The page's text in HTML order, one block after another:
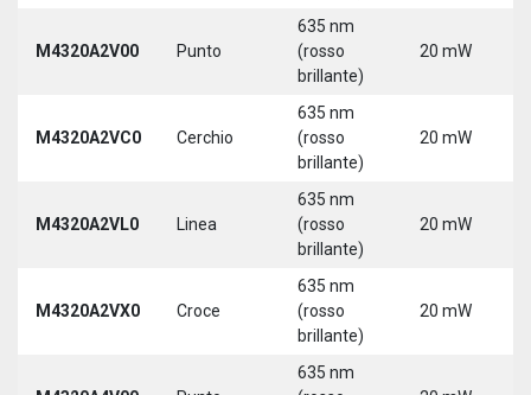
M4320A2V00 Punto
635 nm
(rosso
brillante)
20 mW
M4320A2VC0 Cerchio
635 nm
(rosso
brillante)
20 mW
M4320A2VL0 Linea
635 nm
(rosso
brillante)
20 mW
M4320A2VX0 Croce
635 nm
(rosso
brillante)
20 mW
635 nm